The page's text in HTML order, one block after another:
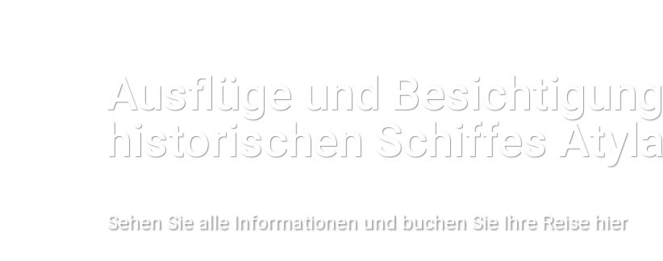
Ausflüge und
historischen Schiffes
Sehen Sie alle Informationen und buchen Sie Ihre Reise hier